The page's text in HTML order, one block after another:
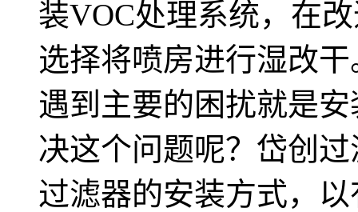
装VOC处理系统，在
选择将喷房进行湿改
遇到主要的困扰就是
决这个问题呢？岱创
过滤器的安装方式，